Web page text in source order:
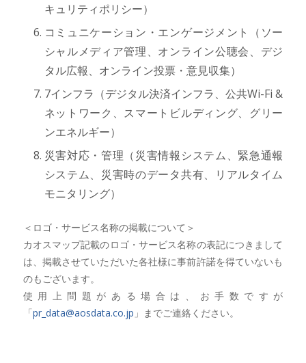
キュリティポリシー）
コミュニケーション・エンゲージメント（ソー
シャルメディア管理、オンライン公聴会、デジ
タル広報、オンライン投票・意見収集）
7インフラ（デジタル決済インフラ、公共Wi-Fi &
ネットワーク、スマートビルディング、グリー
ンエネルギー）
災害対応・管理（災害情報システム、緊急通報
システム、災害時のデータ共有、リアルタイム
モニタリング）
＜ロゴ・サービス名称の掲載について＞
カオスマップ記載のロゴ・サービス名称の表記につきまして
は、掲載させていただいた各社様に事前許諾を得ていないも
のもございます。
使用上問題がある場合は、お手数ですが
「pr_data@aosdata.co.jp 」までご連絡ください。